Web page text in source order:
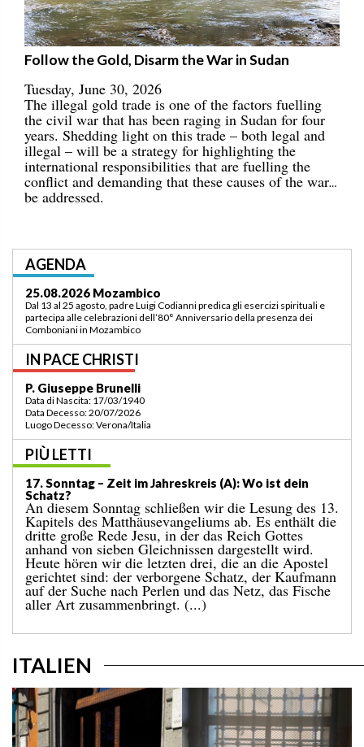
Follow the Gold, Disarm the War in Sudan
Tuesday, June 30, 2026
The illegal gold trade is one of the factors fuelling
the civil war that has been raging in Sudan for four
years. Shedding light on this trade – both legal and
illegal – will be a strategy for highlighting the
international responsibilities that are fuelling the
conflict and demanding that these causes of the war
be addressed.
AGENDA
03.09.2026 Lomé/Togo
Padre Luigi Codianni e padre Elias Sindjalim partecipano dal 26 agosto al 3
settembre all’incontro della commissione ASCAF sulla riorganizzazione
della regione a Lomé/Togo
IN PACE CHRISTI
P. Bruno Bordonali
Data di Nascita: 01/07/1942
Data Decesso: 13/07/2026
Luogo Decesso: Verona /Italia
PIÙ LETTI
19. Sonntag – Zeit im Jahreskreis (A): „Befiehl mir, zu
dir zu kommen!“
Das Evangelium des vergangenen Sonntags
berichtete uns vom Wunder der Brotvermehrung für
eine große Menschenmenge an einem einsamen Ort.
Es endete damit, dass zwölf Körbe voller übrig
gebliebener Stücke eingesammelt wurden. Auf
dieses Ereignis folgt die bekannte Begebenheit des
heutigen Tages, in der Jesus über das Wasser geht.
[...]
ITALIEN